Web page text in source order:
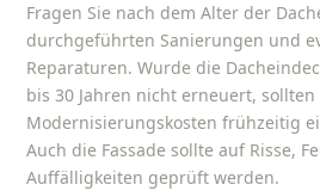
Fragen Sie nach dem Alter der
durchgeführten Sanierungen und
Reparaturen. Wurde die
bis 30 Jahren nicht erneuert,
Modernisierungskosten frühzeitig
Auch die Fassade sollte auf Risse,
Auffälligkeiten geprüft werden.